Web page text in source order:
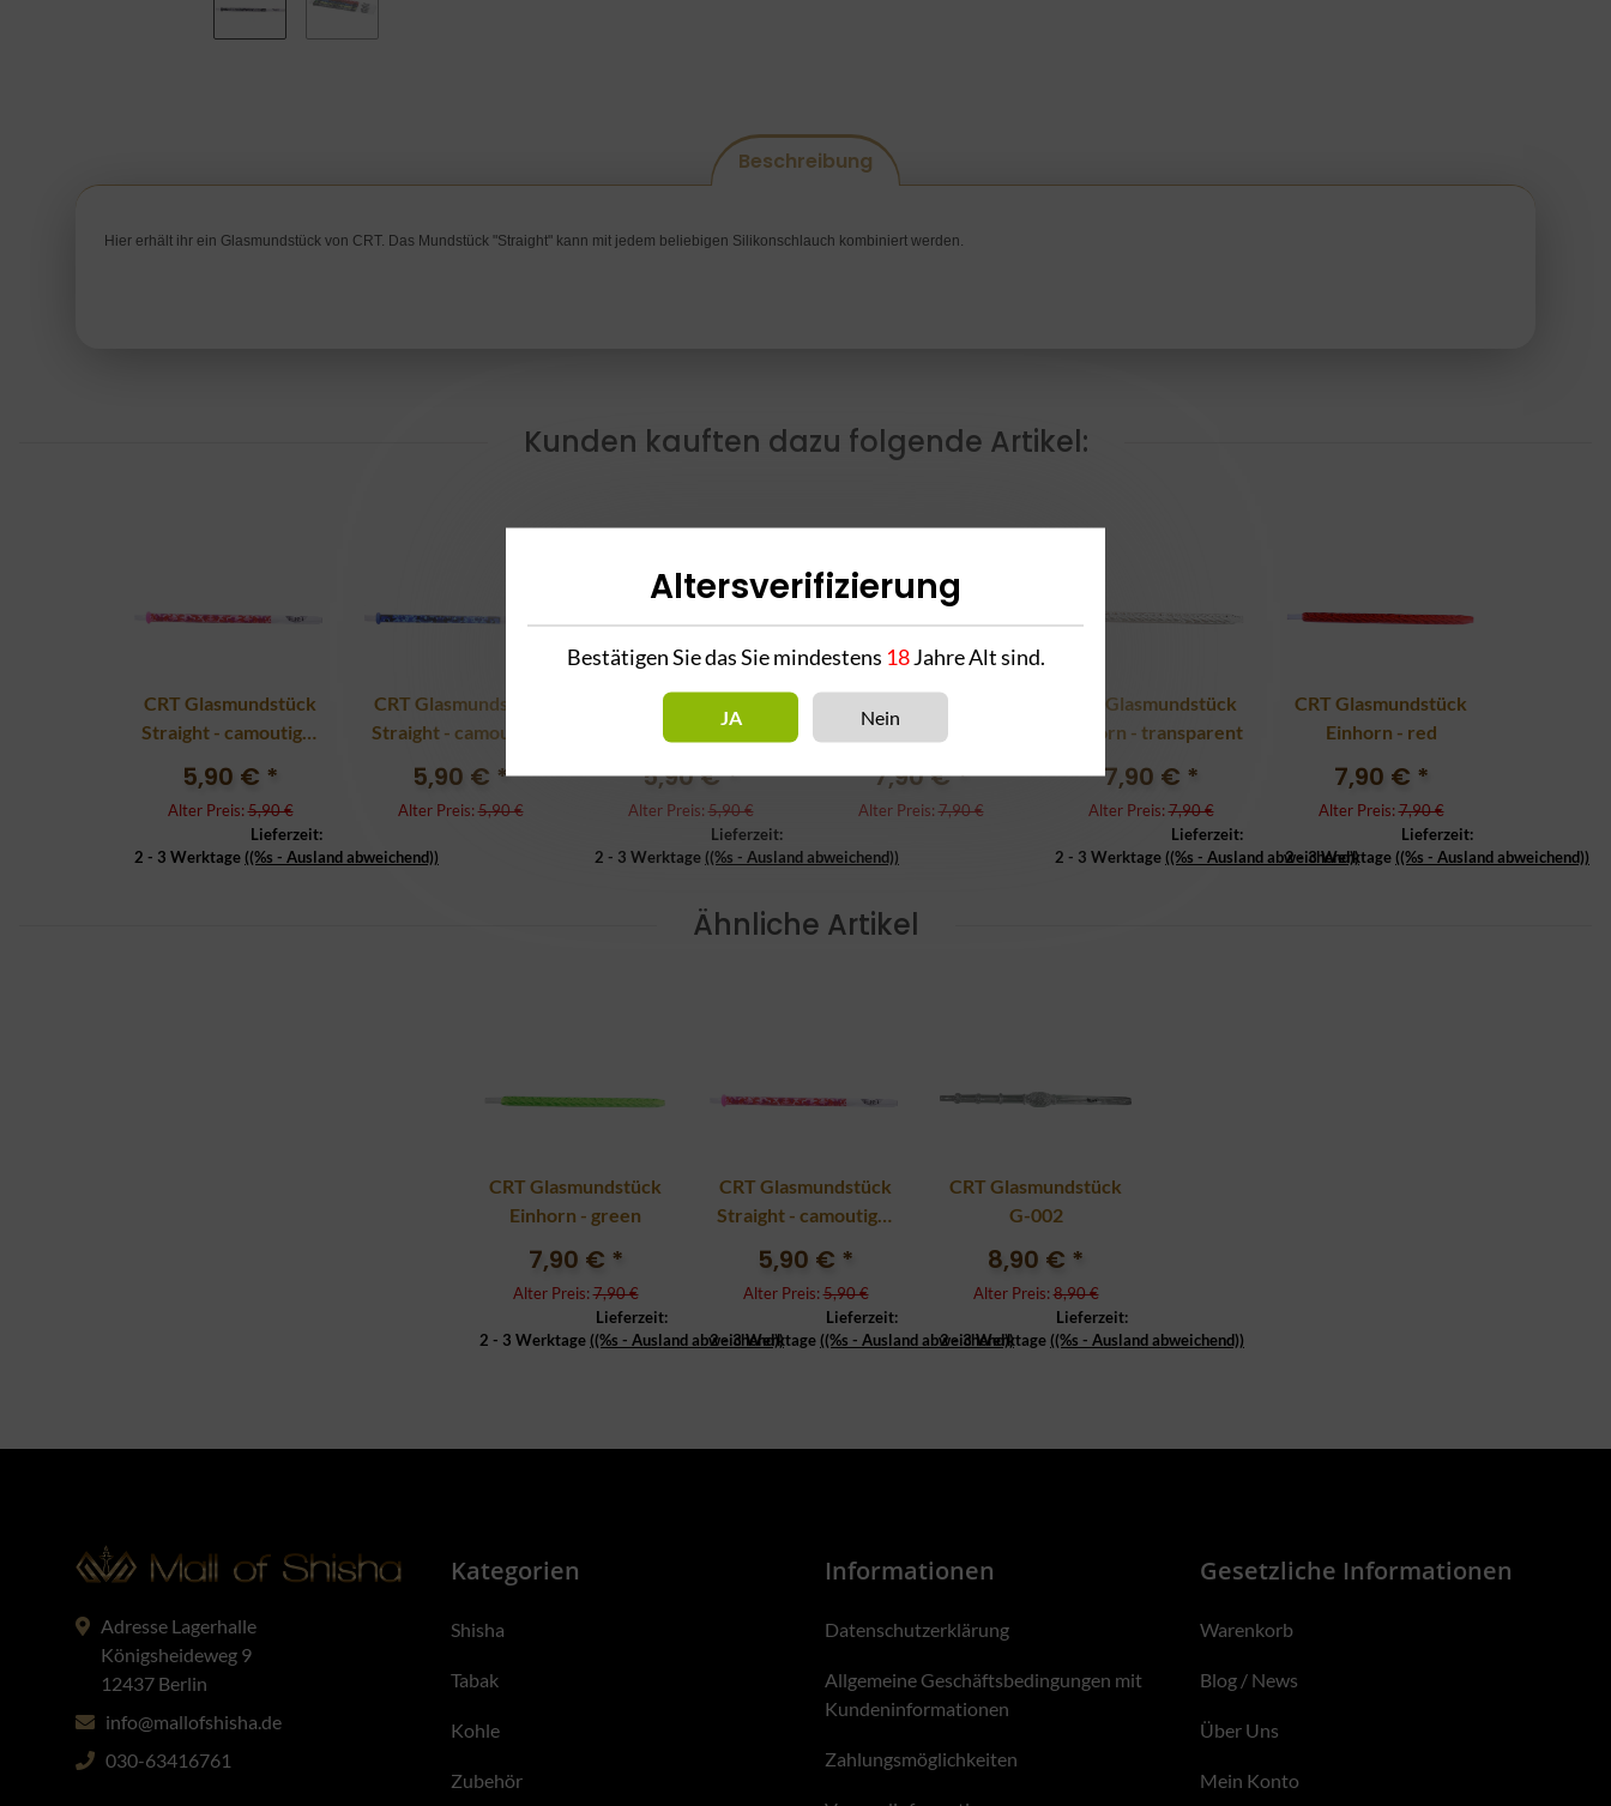
Beschreibung
Hier erhält ihr ein Glasmundstück von CRT. Das Mundstück "Straight" kann mit jedem beliebigen Silikonschlauch kombiniert werden.
Kunden kauften dazu folgende Artikel:
CRT Glasmundstück
Straight - camoutight
5,90 € *
Alter Preis:5,90 €
Lieferzeit:
2 - 3 Werktage ((%s - Ausland abweichend))
CRT Glasmundstück
Straight - camoutight
5,90 € *
Alter Preis:5,90 €
CRT Glasmundstück
Straight - camoutight
5,90 €*
Alter Preis:5,90 €
Lieferzeit:
2 - 3 Werktage ((%s - Ausland abweichend))
CRT Glasmundstück
Einhorn - black
7,90 €*
Alter Preis:7,90 €
CRT Glasmundstück
Einhorn - transparent
7,90 € *
Alter Preis:7,90 €
Lieferzeit:
2 - 3 Werktage ((%s - Ausland abweichend))
CRT Glasmundstück
Einhorn - red
7,90 € *
Alter Preis:7,90 €
Lieferzeit:
2 - 3 Werktage ((%s - Ausland abweichend))
Ähnliche Artikel
CRT Glasmundstück
Einhorn - green
7,90 € *
Alter Preis:7,90 €
Lieferzeit:
2 - 3 Werktage ((%s - Ausland abweichend))
CRT Glasmundstück
Straight - camoutight
5,90 € *
Alter Preis:5,90 €
Lieferzeit:
2 - 3 Werktage ((%s - Ausland abweichend))
CRT Glasmundstück
G-002
8,90 € *
Alter Preis:8,90 €
Lieferzeit:
2 - 3 Werktage ((%s - Ausland abweichend))
Adresse Lagerhalle
Königsheideweg 9
12437 Berlin
info@mallofshisha.de
030-63416761
Kategorien
Shisha
Tabak
Kohle
Zubehör
Informationen
Datenschutzerklärung
Allgemeine Geschäftsbedingungen mit
Kundeninformationen
Zahlungsmöglichkeiten
Gesetzliche Informationen
Warenkorb
Blog / News
Über Uns
Mein Konto
Altersverifizierung
Bestätigen Sie das Sie mindestens 18Jahre Alt sind.
JA Nein